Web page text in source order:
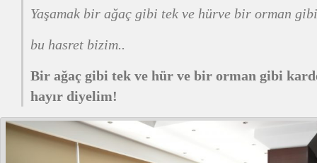
Yaşamak bir ağaç gibi tek ve hürve bir orman
bu hasret bizim..
Bir ağaç gibi tek ve hür ve bir orman gibi
hayır diyelim!